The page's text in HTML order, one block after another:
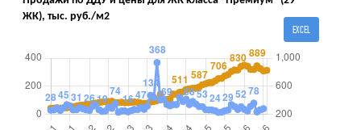
ЖК), тыс. руб./м2
EXCEL